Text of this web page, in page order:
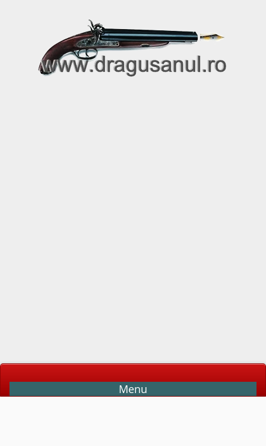
Menu